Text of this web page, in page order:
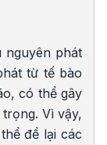
nguyên phát
từ tế bào
có thể gây
Vì vậy,
để lại các